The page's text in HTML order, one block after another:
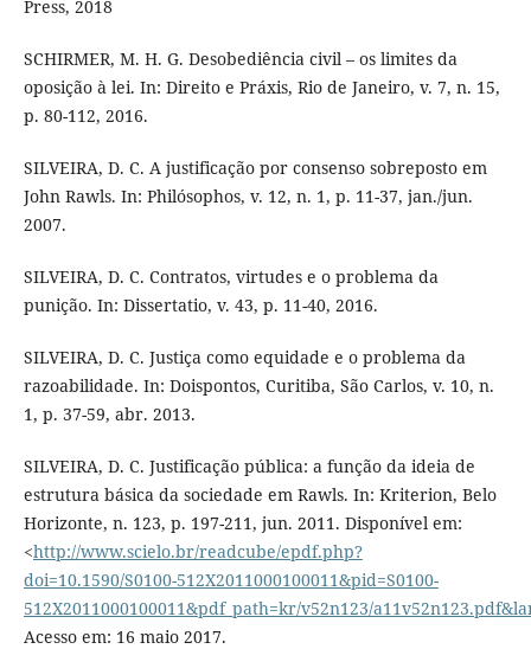
Press, 2018
SCHIRMER, M. H. G. Desobediência civil – os limites da
oposição à lei. In: Direito e Práxis, Rio de Janeiro, v. 7, n. 15,
p. 80-112, 2016.
SILVEIRA, D. C. A justificação por consenso sobreposto em
John Rawls. In: Philósophos, v. 12, n. 1, p. 11-37, jan./jun.
2007.
SILVEIRA, D. C. Contratos, virtudes e o problema da
punição. In: Dissertatio, v. 43, p. 11-40, 2016.
SILVEIRA, D. C. Justiça como equidade e o problema da
razoabilidade. In: Doispontos, Curitiba, São Carlos, v. 10, n.
1, p. 37-59, abr. 2013.
SILVEIRA, D. C. Justificação pública: a função da ideia de
estrutura básica da sociedade em Rawls. In: Kriterion, Belo
Horizonte, n. 123, p. 197-211, jun. 2011. Disponível em:
<http://www.scielo.br/readcube/epdf.php?
doi=10.1590/S0100-512X2011000100011&pid=S0100-
512X2011000100011&pdf_path=kr/v52n123/
Acesso em: 16 maio 2017.